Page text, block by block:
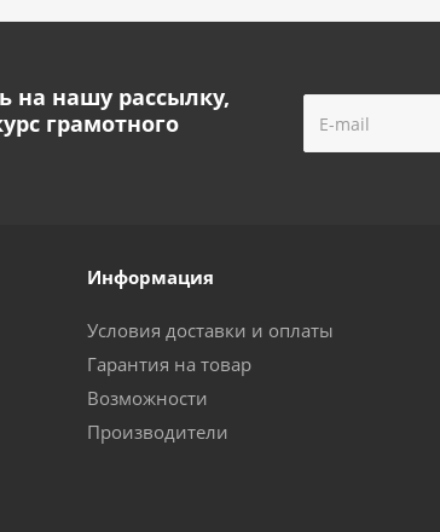
на нашу рассылку,
грамотного
Информация
Условия доставки и оплаты
Гарантия на товар
Возможности
Производители